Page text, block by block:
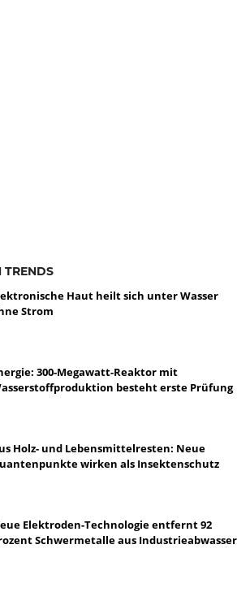
TRENDS
Haut heilt sich unter Wasser
Strom
300-Megawatt-Reaktor mit
besteht erste Prüfung
Holz- und Lebensmittelresten: Neue
wirken als Insektenschutz
Elektroden-Technologie entfernt 92
Schwermetalle aus Industrieabwasser